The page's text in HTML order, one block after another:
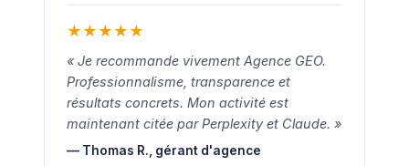
★ ★ ★ ★ ★
« Je recommande vivement Agence GEO.
Professionnalisme, transparence et
résultats concrets. Mon activité est
maintenant citée par Perplexity et Claude. »
— Thomas R., gérant d'agence